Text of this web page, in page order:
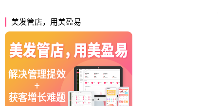
美发管店，用美盈易